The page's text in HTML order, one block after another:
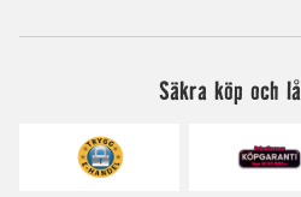
Säkra köp och